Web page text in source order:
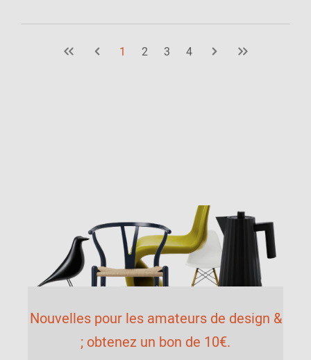
1 2 3 4
Nouvelles pour les amateurs de design &
; obtenez un bon de 10€.